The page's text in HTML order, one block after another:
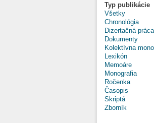
Typ publikácie
Všetky
Chronológia
Dizertačná práca
Dokumenty
Kolektívna
Lexikón
Memoáre
Monografia
Ročenka
Časopis
Skriptá
Zborník